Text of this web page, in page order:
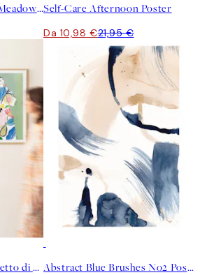
Katharina Puritscher - Meadow PosterSelf-Care Afternoon Poster
Da 10,98 €21,95 €
Botanical Pattern Pacchetto di Poster Abstract Blue Brushes No2 Poster